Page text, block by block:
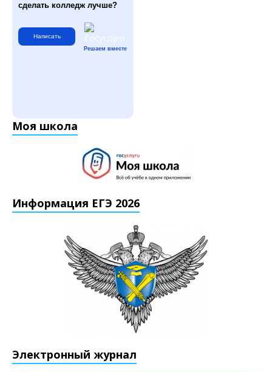
сделать колледж лучше?
Написать
Решаем вместе
Моя школа
Информация ЕГЭ 2026
Электронный журнал